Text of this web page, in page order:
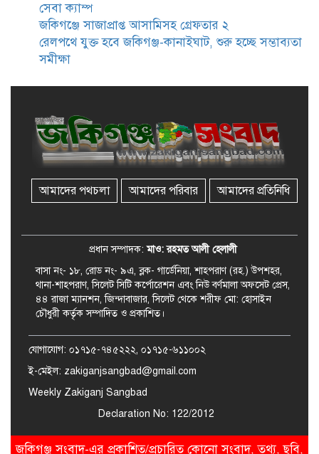
ভাতা পেতে টাকা লাগে না, জকিগঞ্জে
সমাজসেবা কর্মকর্তার গুরুত্বপূর্ণ বার্তা
জকিগঞ্জে সরকারি পাঁচ ভাতার আবেদন
জকিগঞ্জে সুরমা নদীর বালুমহালে
মোবাইল কোর্ট পরিচালনা করলেন
ইউএনও: সরেজমিনে অভিযোগের
সত্যতা মেলেনি
একজন গ্রেপ্তার
সেবা ক্যাম্প
জকিগঞ্জে সাজাপ্রাপ্ত আসামিসহ গ্রেফতার ২
রেলপথে যুক্ত হবে জকিগঞ্জ-কানাইঘাট, শুরু হচ্ছে সম্ভাব্যতা
সমীক্ষা
আমাদের পথচলা আমাদের পরিবার আমাদের প্রতিনিধি
প্রধান সম্পাদক:মাও: রহমত আলী হেলালী
বাসা নং- ১৮, রোড নং- ৯এ, ব্লক- গার্ডেনিয়া, শাহপরাণ (রহ.) উপশহর,
থানা-শাহপরাণ, সিলেট সিটি কর্পোরেশন এবং নিউ বর্ণমালা অফসেট প্রেস,
৪৪ রাজা ম্যানশন, জিন্দাবাজার, সিলেট থেকে শরীফ মো: হোসাইন
চৌধুরী কর্তৃক সম্পাদিত ও প্রকাশিত।
যোগাযোগ: ০১৭১৫-৭৪৫২২২, ০১৭১৫-৬১১০০২
ই-মেইল: zakiganjsangbad@gmail.com
Weekly Zakiganj Sangbad
Declaration No: 122/2012
জকিগঞ্জ সংবাদ-এর প্রকাশিত/প্রচারিত কোনো সংবাদ, তথ্য, ছবি,